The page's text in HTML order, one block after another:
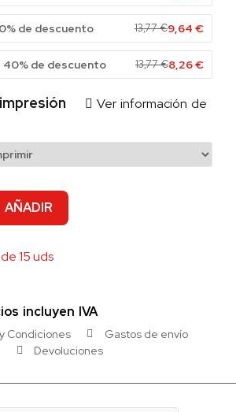
de descuento 13,77€9,64 €
40% de descuento 13,77€8,26€
impresión
Ver información de
AÑADIR
15 uds
incluyen IVA
Condiciones
Gastos de envío
Devoluciones